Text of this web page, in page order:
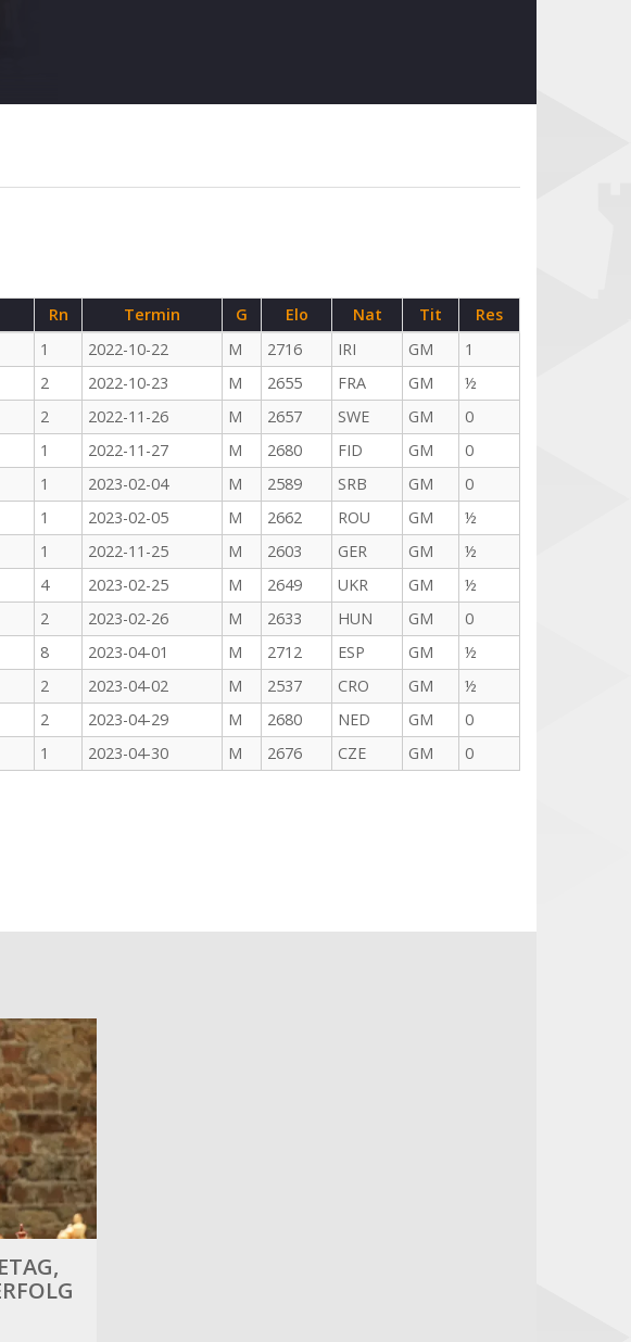
Rn Termin G Elo Nat Tit
Res
1 2022-10-22 M 2716 IRI GM
1
2 2022-10-23 M 2655 FRA GM
½
2 2022-11-26 M 2657 SWE GM
0
1 2022-11-27 M 2680 FID GM
0
1 2023-02-04 M 2589 SRB GM
0
1 2023-02-05 M 2662 ROU GM
½
1 2022-11-25 M 2603 GER GM
½
4 2023-02-25 M 2649 UKR GM
½
2 2023-02-26 M 2633 HUN GM
0
8 2023-04-01 M 2712 ESP GM
½
2 2023-04-02 M 2537 CRO GM
½
2 2023-04-29 M 2680 NED GM
0
1 2023-04-30 M 2676 CZE GM 0
(